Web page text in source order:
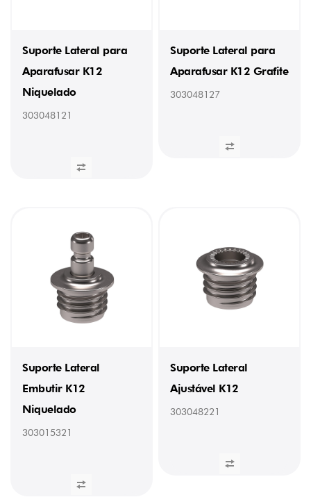
Suporte Lateral para
Aparafusar K12
Niquelado
303048121
Suporte Lateral para
Aparafusar K12 Grafite
303048127
Suporte Lateral
Embutir K12
Niquelado
303015321
Suporte Lateral
Ajustável K12
303048221